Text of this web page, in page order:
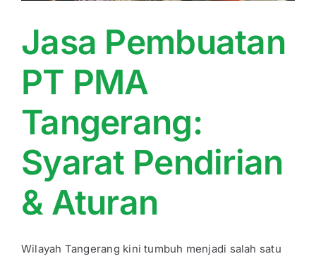
Jasa Pembuatan
PT PMA
Tangerang:
Syarat Pendirian
& Aturan
Wilayah Tangerang kini tumbuh menjadi salah satu